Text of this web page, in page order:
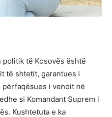
të Kosovës është
të shtetit, garantues i
i vendit në
si Komandant Suprem i
Kushtetuta e ka